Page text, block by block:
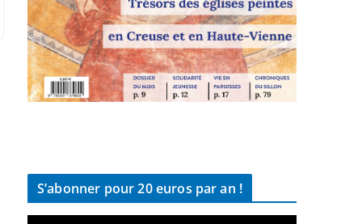
S’abonner pour 20 euros par an !